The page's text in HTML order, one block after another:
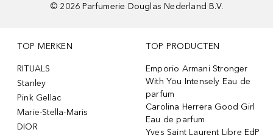
© 2026 Parfumerie Douglas Nederland B.V.
TOP MERKEN
RITUALS
Stanley
Pink Gellac
Marie-Stella-Maris
DIOR
TOP PRODUCTEN
Emporio Armani Stronger
With You Intensely Eau de
parfum
Carolina Herrera Good Girl
Eau de parfum
Yves Saint Laurent Libre EdP